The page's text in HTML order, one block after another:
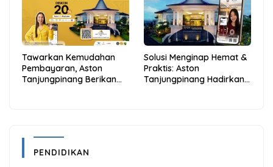
Tawarkan Kemudahan
Pembayaran, Aston
Tanjungpinang Berikan
Solusi Menginap Hemat &
Praktis: Aston
Tanjungpinang Hadirkan
PENDIDIKAN